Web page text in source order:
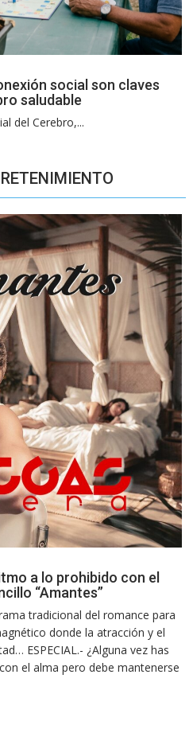
social son claves
saludable
del Cerebro,...
a lo prohibido con el
“Amantes”
tradicional del romance para
donde la atracción y el
ESPECIAL.- ¿Alguna vez has
el alma pero debe mantenerse